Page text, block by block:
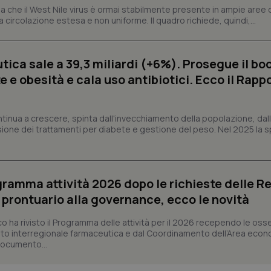
che il West Nile virus è ormai stabilmente presente in ampie aree
estesa e non uniforme. Il quadro richiede, quindi,...
sale a 39,3 miliardi (+6%). Prosegue il
e obesità e cala uso antibiotici. Ecco il
a crescere, spinta dall'invecchiamento della popolazione,
dei trattamenti per diabete e gestione del peso. Nel 2025 la
attività 2026 dopo le richieste delle
alla governance, ecco le novità
ha rivisto il Programma delle attività per il 2026 recependo le
interregionale farmaceutica e dal Coordinamento dell’Area
settimane
2 giorni
abilitare il sistema di tracking
.quotidianosanita.it
1 anno 1
mese
Questo nome di cookie è
Universal Analytics, che è un
significativo del servizio di
generato in modo casuale come
cliente. È incluso in ogni
sito e utilizzato per calcolare i
sessione utente. Normalmente è
generato in modo casuale, il
utilizzato può essere specifico
.quotidianosanita.it
1 anno 1
Questo cookie viene utilizzato da